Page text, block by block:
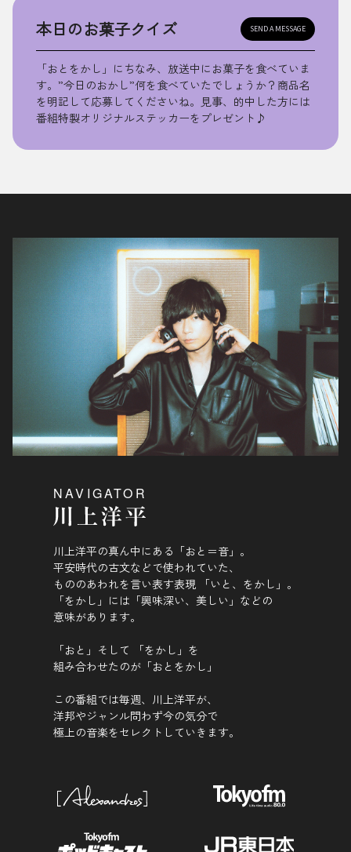
本日のお菓子クイズ SEND A MESSAGE
「おとをかし」にちなみ、放送中にお菓子を食べていま
す。”今日のおかし”何を食べていたでしょうか？商品名
を明記して応募してくださいね。見事、的中した方には
番組特製オリジナルステッカーをプレゼント♪
NAVIGATOR
川上洋平の真ん中にある「おと＝音」。
平安時代の古文などで使われていた、
もののあわれを言い表す表現 「いと、をかし」。
「をかし」には「興味深い、美しい」などの
意味があります。
「おと」そして 「をかし」を
組み合わせたのが「おとをかし」
この番組では毎週、川上洋平が、
洋邦やジャンル問わず今の気分で
極上の音楽をセレクトしていきます。